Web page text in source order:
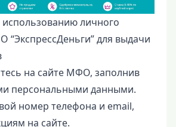
личного
“ЭкспрессДеньги” для выдачи
на сайте МФО, заполнив
персональными данными.
номер телефона и email,
на сайте.